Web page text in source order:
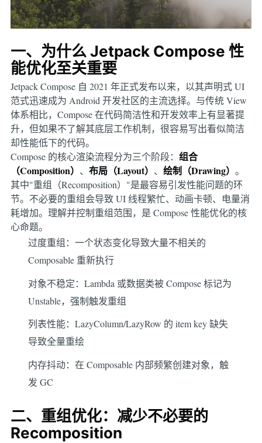
一、为什么 Jetpack Compose 性
能优化至关重要
Jetpack Compose 自 2021 年正式发布以来，以其声明式 UI
范式迅速成为 Android 开发社区的主流选择。与传统 View
体系相比，Compose 在代码简洁性和开发效率上有显著提
升，但如果不了解其底层工作机制，很容易写出看似简洁
却性能低下的代码。
Compose 的核心渲染流程分为三个阶段： 组合
（Composition） 、 布局（Layout） 、 绘制（Drawing） 。
其中"重组（Recomposition）"是最容易引发性能问题的环
节。不必要的重组会导致 UI 线程繁忙、动画卡顿、电量消
耗增加。理解并控制重组范围，是 Compose 性能优化的核
心命题。
过度重组：一个状态变化导致大量不相关的
Composable 重新执行
对象不稳定：Lambda 或数据类被 Compose 标记为
Unstable，强制触发重组
列表性能：LazyColumn/LazyRow 的 item key 缺失
导致全量重绘
内存抖动：在 Composable 内部频繁创建对象，触
发 GC
二、重组优化：减少不必要的
Recomposition